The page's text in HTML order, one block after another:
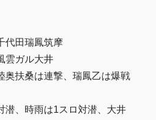
田瑞鳳筑摩
雲ガル大井
奥扶桑は連撃、瑞鳳乙は爆戦
潜、時雨は1スロ対潜、大井